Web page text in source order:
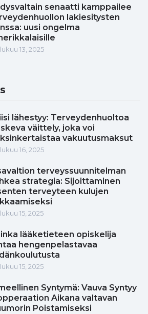
senaatti kamppailee
lakiesitysten
uusi ongelma
13, 2025
lähestyy: Terveydenhuoltoa
väittely, joka voi
vakuutusmaksut
16, 2025
terveyssuunnitelman
strategia: Sijoittaminen
terveyteen kulujen
15, 2025
lääketieteen opiskelija
hengenpelastavaa
15, 2025
Syntymä: Vauva Syntyy
Aikana valtavan
Poistamiseksi